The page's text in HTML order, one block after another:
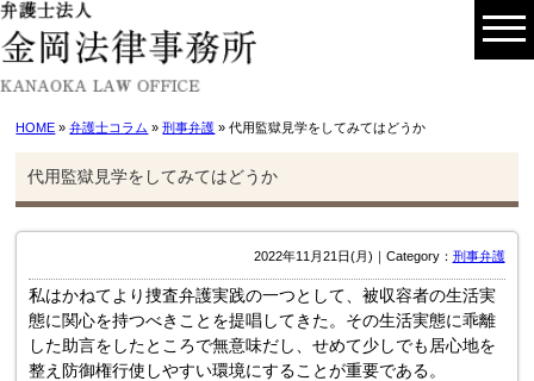
HOME »弁護士コラム »刑事弁護 » 代用監獄見学をしてみてはどうか
代用監獄見学をしてみてはどうか
2022年11月21日(月)｜Category： 刑事弁護
私はかねてより捜査弁護実践の一つとして、被収容者の生活実
態に関心を持つべきことを提唱してきた。その生活実態に乖離
した助言をしたところで無意味だし、せめて少しでも居心地を
整え防御権行使しやすい環境にすることが重要である。